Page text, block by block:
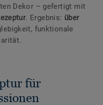
Dekor – gefertigt mit
. Ergebnis: über
funktionale
für